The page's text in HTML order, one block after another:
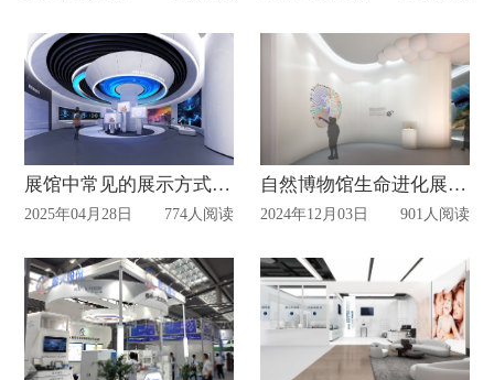
展馆中常见的展示方式有哪些
2025年04月28日 774人阅读
自然博物馆生命进化展厅设计
2024年12月03日 901人阅读